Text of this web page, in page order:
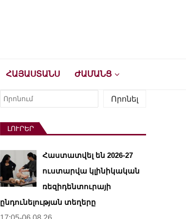
ՀԱՅԱՍՏԱՆՍ ԺԱՄԱՆՑ
Որոնել
Որոնել
ԼՈՒՐԵՐ
Հաստատվել են 2026-27
ուստարվա կլինիկական
ռեզիդենտուրայի
ընդունելության տեղերը